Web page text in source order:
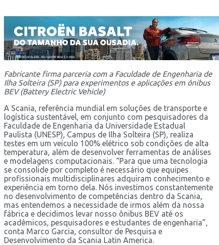
Fabricante firma parceria com a Faculdade de Engenharia de
Ilha Solteira (SP) para experimentos e aplicações em ônibus
BEV (Battery Electric Vehicle)
A Scania, referência mundial em soluções de transporte e
logística sustentável, em conjunto com pesquisadores da
Faculdade de Engenharia da Universidade Estadual
Paulista (UNESP), Campus de Ilha Solteira (SP), realiza
testes em um veículo 100% elétrico sob condições de alta
temperatura, além de desenvolver ferramentas de análises
e modelagens computacionais. “Para que uma tecnologia
se consolide por completo é necessário que equipes
profissionais multidisciplinares adquiram conhecimento e
experiência em torno dela. Nós investimos constantemente
no desenvolvimento de competências dentro da Scania,
mas entendemos a necessidade de irmos além da nossa
fábrica e decidimos levar nosso ônibus BEV até os
acadêmicos, pesquisadores e estudantes de engenharia”,
conta Marco Garcia, consultor de Pesquisa e
Desenvolvimento da Scania Latin America.